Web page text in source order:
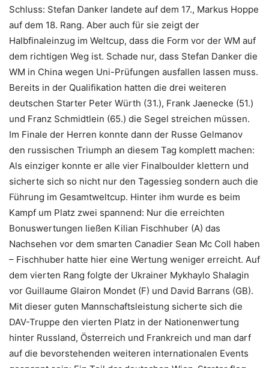
Schluss: Stefan Danker landete auf dem 17., Markus Hoppe
auf dem 18. Rang. Aber auch für sie zeigt der
Halbfinaleinzug im Weltcup, dass die Form vor der WM auf
dem richtigen Weg ist. Schade nur, dass Stefan Danker die
WM in China wegen Uni-Prüfungen ausfallen lassen muss.
Bereits in der Qualifikation hatten die drei weiteren
deutschen Starter Peter Würth (31.), Frank Jaenecke (51.)
und Franz Schmidtlein (65.) die Segel streichen müssen.
Im Finale der Herren konnte dann der Russe Gelmanov
den russischen Triumph an diesem Tag komplett machen:
Als einziger konnte er alle vier Finalboulder klettern und
sicherte sich so nicht nur den Tagessieg sondern auch die
Führung im Gesamtweltcup. Hinter ihm wurde es beim
Kampf um Platz zwei spannend: Nur die erreichten
Bonuswertungen ließen Kilian Fischhuber (A) das
Nachsehen vor dem smarten Canadier Sean Mc Coll haben
– Fischhuber hatte hier eine Wertung weniger erreicht. Auf
dem vierten Rang folgte der Ukrainer Mykhaylo Shalagin
vor Guillaume Glairon Mondet (F) und David Barrans (GB).
Mit dieser guten Mannschaftsleistung sicherte sich die
DAV-Truppe den vierten Platz in der Nationenwertung
hinter Russland, Österreich und Frankreich und man darf
auf die bevorstehenden weiteren internationalen Events